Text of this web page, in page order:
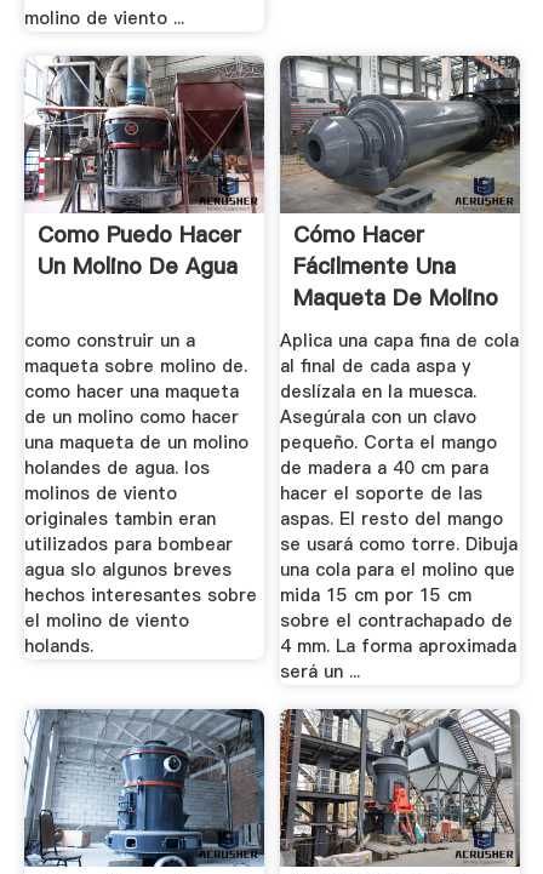
molino de viento ...
Como Puedo Hacer
Un Molino De Agua
como construir un a
maqueta sobre molino de.
como hacer una maqueta
de un molino como hacer
una maqueta de un molino
holandes de agua. los
molinos de viento
originales tambin eran
utilizados para bombear
agua slo algunos breves
hechos interesantes sobre
el molino de viento
holands.
Cómo Hacer
Fácilmente Una
Maqueta De Molino
De Viento ...
Aplica una capa fina de cola
al final de cada aspa y
deslízala en la muesca.
Asegúrala con un clavo
pequeño. Corta el mango
de madera a 40 cm para
hacer el soporte de las
aspas. El resto del mango
se usará como torre. Dibuja
una cola para el molino que
mida 15 cm por 15 cm
sobre el contrachapado de
4 mm. La forma aproximada
será un ...